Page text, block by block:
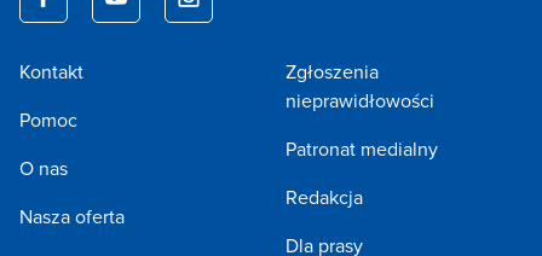
Kontakt
Pomoc
O nas
Nasza oferta
Zgłoszenia
nieprawidłowości
Patronat medialny
Redakcja
Dla prasy